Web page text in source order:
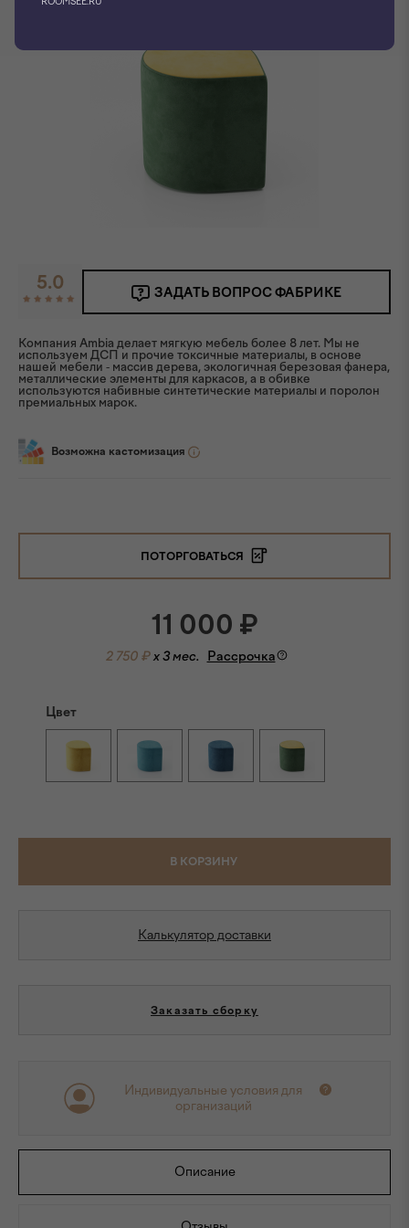
5.0 ЗАДАТЬ ВОПРОС ФАБРИКЕ
Компания Ambia делает мягкую мебель более 8 лет. Мы не
используем ДСП и прочие токсичные материалы, в основе
нашей мебели - массив дерева, экологичная березовая фанера,
металлические элементы для каркасов, а в обивке
используются набивные синтетические материалы и поролон
премиальных марок.
Возможна кастомизация
ПОТОРГОВАТЬСЯ
11 000 ₽
2 750 ₽ x 3 мес. Рассрочка
Цвет
В КОРЗИНУ
Калькулятор доставки
Заказать сборку
Индивидуальные условия для
организаций
Описание